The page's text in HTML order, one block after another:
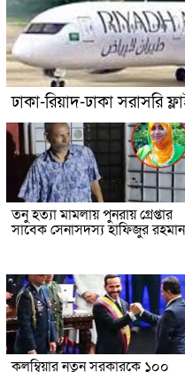
ঢাকা-রিয়াদ-ঢাকা সরাসরি
তনু হত্যা মামলায় পুনরায় গ্রেপ্তার
সাবেক সেনাসদস্য হাফিজুর রহমান
কলম্বিয়ার নতুন সরকারকে ১০০